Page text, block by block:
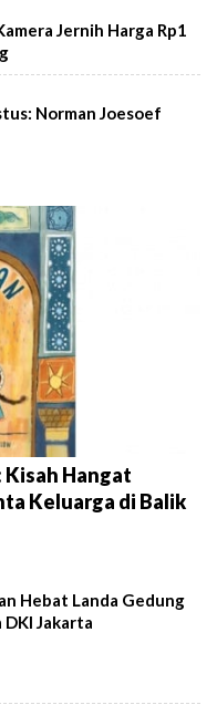
Jernih Harga Rp1
Norman Joesoef
Kisah Hangat
Keluarga di Balik
Hebat Landa Gedung
DKI Jakarta